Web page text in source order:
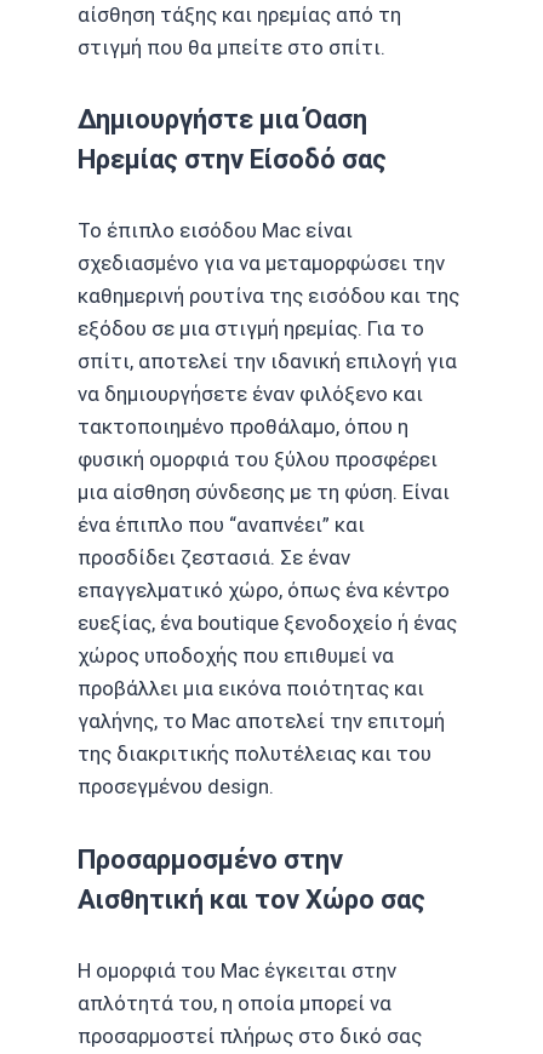
αίσθηση τάξης και ηρεμίας από τη
στιγμή που θα μπείτε στο σπίτι.
Δημιουργήστε μια Όαση
Ηρεμίας στην Είσοδό σας
Το έπιπλο εισόδου Mac είναι
σχεδιασμένο για να μεταμορφώσει την
καθημερινή ρουτίνα της εισόδου και της
εξόδου σε μια στιγμή ηρεμίας. Για το
σπίτι, αποτελεί την ιδανική επιλογή για
να δημιουργήσετε έναν φιλόξενο και
τακτοποιημένο προθάλαμο, όπου η
φυσική ομορφιά του ξύλου προσφέρει
μια αίσθηση σύνδεσης με τη φύση. Είναι
ένα έπιπλο που “αναπνέει” και
προσδίδει ζεστασιά. Σε έναν
επαγγελματικό χώρο, όπως ένα κέντρο
ευεξίας, ένα boutique ξενοδοχείο ή ένας
χώρος υποδοχής που επιθυμεί να
προβάλλει μια εικόνα ποιότητας και
γαλήνης, το Mac αποτελεί την επιτομή
της διακριτικής πολυτέλειας και του
προσεγμένου design.
Προσαρμοσμένο στην
Αισθητική και τον Χώρο σας
Η ομορφιά του Mac έγκειται στην
απλότητά του, η οποία μπορεί να
προσαρμοστεί πλήρως στο δικό σας